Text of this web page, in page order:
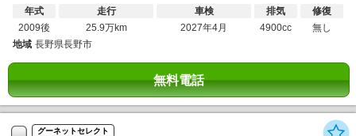
年式
2009後
走行
25.9万km
車検
2027年4月
排気
4900cc
修復
無し
地域 長野県長野市
無料電話
グーネットセレクト